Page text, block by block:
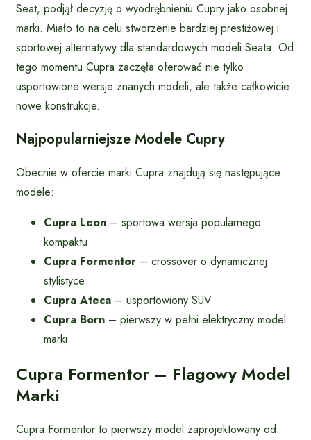
Seat, podjął decyzję o wyodrębnieniu Cupry jako osobnej
marki. Miało to na celu stworzenie bardziej prestiżowej i
sportowej alternatywy dla standardowych modeli Seata. Od
tego momentu Cupra zaczęła oferować nie tylko
usportowione wersje znanych modeli, ale także całkowicie
nowe konstrukcje.
Najpopularniejsze Modele Cupry
Obecnie w ofercie marki Cupra znajdują się następujące
modele:
Cupra Leon – sportowa wersja popularnego
kompaktu
Cupra Formentor – crossover o dynamicznej
stylistyce
Cupra Ateca – usportowiony SUV
Cupra Born – pierwszy w pełni elektryczny model
marki
Cupra Formentor – Flagowy Model
Marki
Cupra Formentor to pierwszy model zaprojektowany od